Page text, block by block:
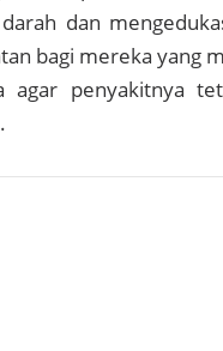
dan
bagi mereka yang
agar penyakitnya